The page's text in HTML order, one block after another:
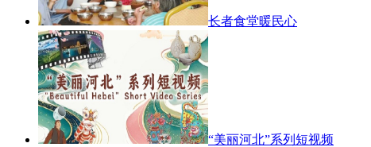
长者食堂暖民心
“美丽河北”系列短视频